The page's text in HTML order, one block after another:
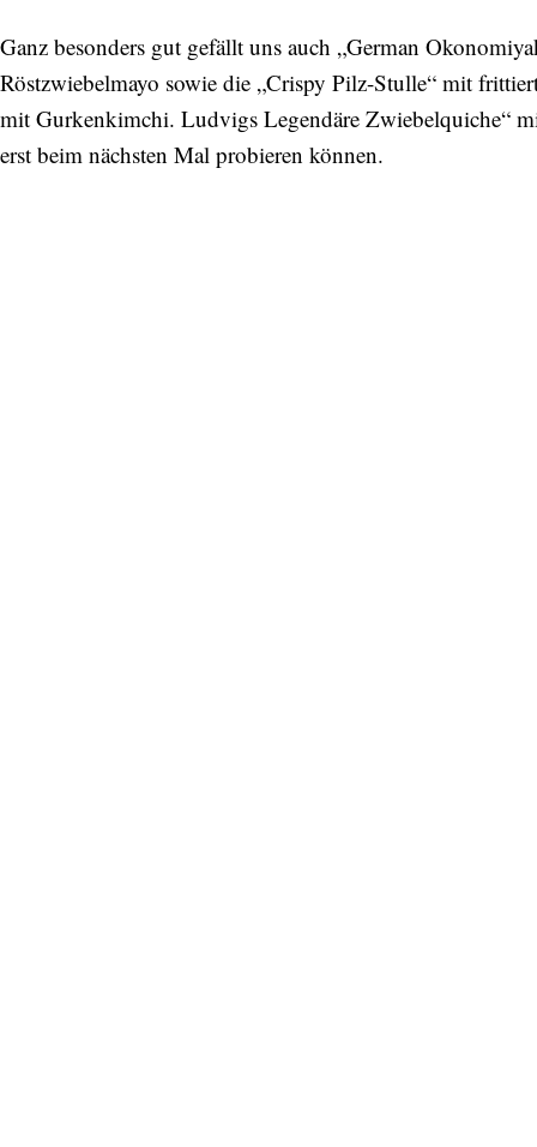
Ganz besonders gut gefällt uns auch „German
Röstzwiebelmayo sowie die „Crispy Pilz-Stulle“ mit
mit Gurkenkimchi. Ludvigs Legendäre Zwiebelquiche“
erst beim nächsten Mal probieren können.